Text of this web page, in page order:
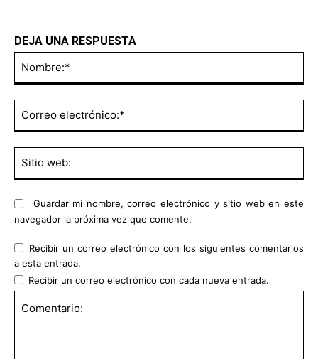
DEJA UNA RESPUESTA
Guardar mi nombre, correo electrónico y sitio web en este
navegador la próxima vez que comente.
Recibir un correo electrónico con los siguientes comentarios
a esta entrada.
Recibir un correo electrónico con cada nueva entrada.